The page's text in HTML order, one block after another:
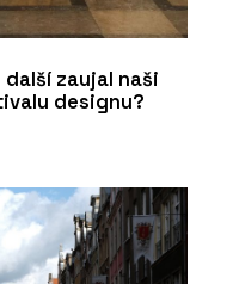
zaujal naši
designu?